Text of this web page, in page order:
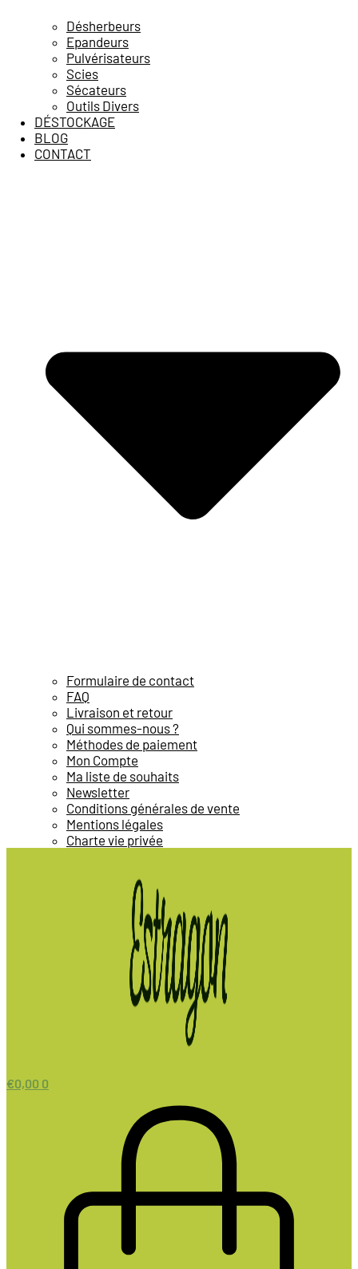
Désherbeurs
Epandeurs
Pulvérisateurs
Scies
Sécateurs
Outils Divers
DÉSTOCKAGE
BLOG
CONTACT
Formulaire de contact
FAQ
Livraison et retour
Qui sommes-nous ?
Méthodes de paiement
Mon Compte
Ma liste de souhaits
Newsletter
Conditions générales de vente
Mentions légales
Charte vie privée
€0,00 0